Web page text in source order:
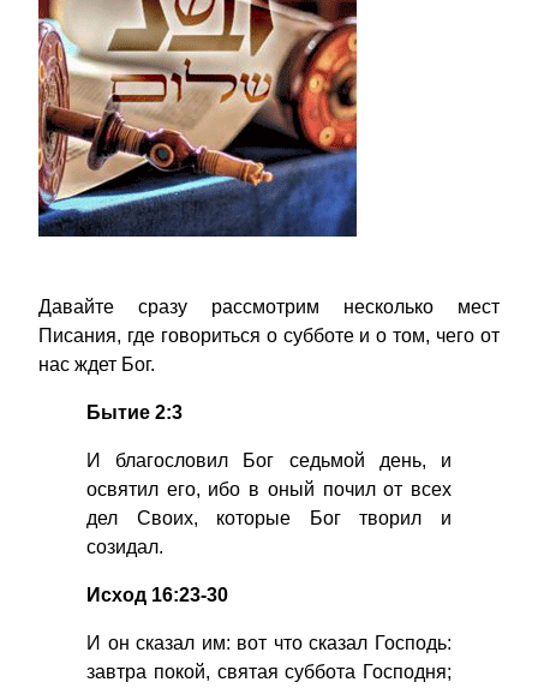
Давайте сразу рассмотрим несколько мест
Писания, где говориться о субботе и о том, чего от
нас ждет Бог.
Бытие 2:3
И благословил Бог седьмой день, и
освятил его, ибо в оный почил от всех
дел Своих, которые Бог творил и
созидал.
Исход 16:23-30
И он сказал им: вот что сказал Господь:
завтра покой, святая суббота Господня;